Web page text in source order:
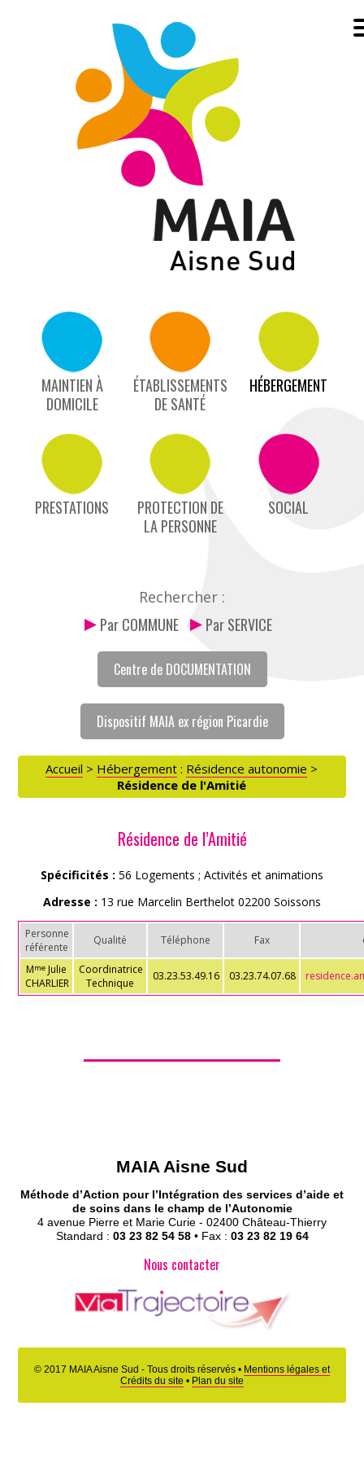
ACCÈS PARTICULIERS
ASSOCIATIONS
ROMPRE LA SOLITUDE
MAINTIEN À
DOMICILE
ÉTABLISSEMENTS
DE SANTÉ
HÉBERGEMENT
PRESTATIONS
PROTECTION DE
LA PERSONNE
SOCIAL
Rechercher :
Par COMMUNE Par SERVICE
Centre de DOCUMENTATION
Dispositif MAIA ex région Picardie
Accueil > Hébergement : Résidence autonomie >
Résidence de l'Amitié
Résidence de l’Amitié
Spécificités : 56 Logements ; Activités et animations
Adresse : 13 rue Marcelin Berthelot 02200 Soissons
Personne
référente
Qualité Téléphone Fax
Mme Julie
CHARLIER
Coordinatrice
Technique
03.23.53.49.16 03.23.74.07.68
MAIA Aisne Sud
Méthode d’Action pour l’Intégration des services d’aide et
de soins dans le champ de l’Autonomie
4 avenue Pierre et Marie Curie - 02400 Château-Thierry
Standard : 03 23 82 54 58• Fax : 03 23 82 19 64
Nous contacter
Accès Partenaires
© 2017 MAIA Aisne Sud - Tous droits réservés • Mentions légales et
Crédits du site • Plan du site